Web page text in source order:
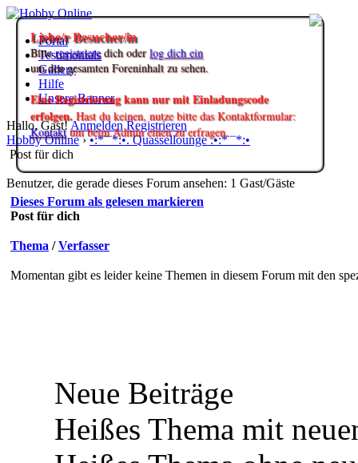
Portal
Testimonials
Gallery
Hilfe
Unsere Banner
Liebe/r Besucher/in
Bitteregistrieredich oderlog dich ein
um den gesamten Foreninhalt zu sehen.
Eine Registrierung kann nur mit Einladungscode
erfolgen. Hast du keinen, nutze bitte das Kontaktformular:
Kontaktum beim Admin einen zu erfragen.
Hallo, Gast!Anmelden Registrieren
Hobby Online›•:*¨¨*:•. Quassellounge .•:*¨¨*:•
Post für dich
Benutzer, die gerade dieses Forum ansehen: 1 Gast/Gäste
Dieses Forum als gelesen markieren
Post für dich
Thema /Verfasser
Momentan gibt es leider keine Themen in diesem Forum mit den
Neue Beiträge
Heißes Thema mit